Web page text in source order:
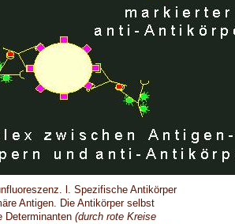
l. Spezifische Antikörper
Antigen. Die Antikörper selbst
Determinanten (durch rote Kreise